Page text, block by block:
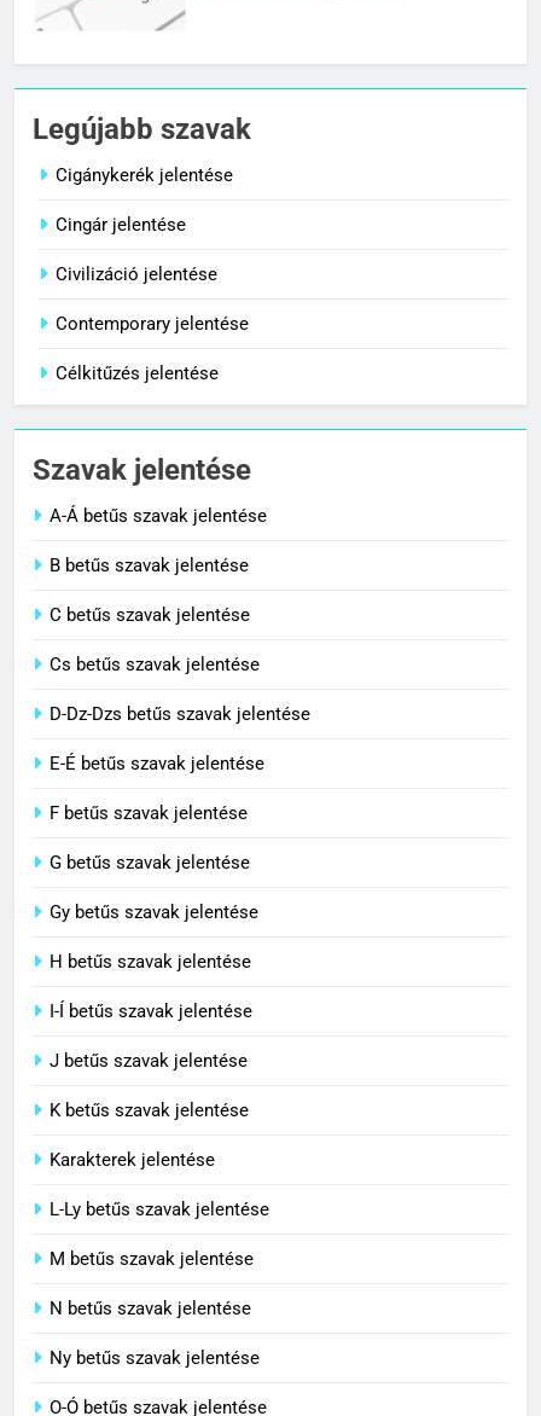
7
Céltudatos jelentése
C BETŰS SZAVAK JELENTÉSE
8
Centenárium jelentése
1
Cigánykerék jelentése
C BETŰS SZAVAK JELENTÉSE
C BETŰS SZAVAK JELENTÉSE
3
4
Contemporary jelentése
5
Célkitűzés jelentése
C BETŰS SZAVAK JELENTÉSE
C BETŰS SZAVAK JELENTÉSE
Legújabb szavak
Cigánykerék jelentése
Cingár jelentése
Civilizáció jelentése
Contemporary jelentése
Célkitűzés jelentése
Szavak jelentése
A-Á betűs szavak jelentése
B betűs szavak jelentése
C betűs szavak jelentése
Cs betűs szavak jelentése
D-Dz-Dzs betűs szavak jelentése
E-É betűs szavak jelentése
F betűs szavak jelentése
G betűs szavak jelentése
Gy betűs szavak jelentése
H betűs szavak jelentése
I-Í betűs szavak jelentése
J betűs szavak jelentése
K betűs szavak jelentése
Karakterek jelentése
L-Ly betűs szavak jelentése
M betűs szavak jelentése
N betűs szavak jelentése
Ny betűs szavak jelentése
O-Ó betűs szavak jelentése